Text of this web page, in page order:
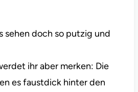
sehen doch so putzig und
ihr aber merken: Die
es faustdick hinter den